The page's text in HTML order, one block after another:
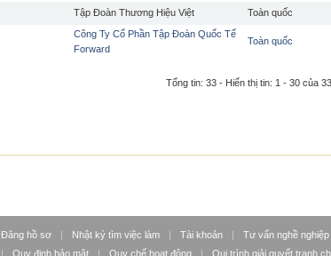
Tập Đoàn Thương Hiệu Việt Toàn quốc
Công Ty Cổ Phần Tập Đoàn Quốc Tế
Forward
Toàn quốc
Tổng tin: 33 - Hiển thị tin: 1 - 30 của
Đăng hồ sơ | Nhật ký tìm việc làm | Tài khoản | Tư vấn nghề nghiệp
| Quy định bảo mật | Quy chế hoạt động | Qui trình giải quyết tranh